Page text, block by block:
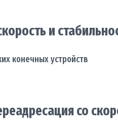
и
конечных устройств
со